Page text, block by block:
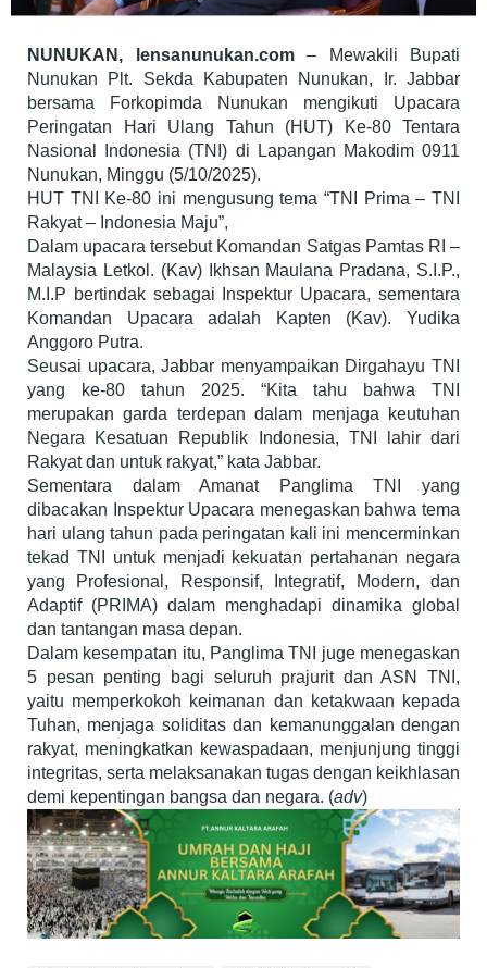
NUNUKAN, lensanunukan.com– Mewakili Bupati
Nunukan Plt. Sekda Kabupaten Nunukan, Ir. Jabbar
bersama Forkopimda Nunukan mengikuti Upacara
Peringatan Hari Ulang Tahun (HUT) Ke-80 Tentara
Nasional Indonesia (TNI) di Lapangan Makodim 0911
Nunukan, Minggu (5/10/2025).
HUT TNI Ke-80 ini mengusung tema “TNI Prima – TNI
Rakyat – Indonesia Maju”,
Dalam upacara tersebut Komandan Satgas Pamtas RI –
Malaysia Letkol. (Kav) Ikhsan Maulana Pradana, S.I.P.,
M.I.P bertindak sebagai Inspektur Upacara, sementara
Komandan Upacara adalah Kapten (Kav). Yudika
Anggoro Putra.
Seusai upacara, Jabbar menyampaikan Dirgahayu TNI
yang ke-80 tahun 2025. “Kita tahu bahwa TNI
merupakan garda terdepan dalam menjaga keutuhan
Negara Kesatuan Republik Indonesia, TNI lahir dari
Rakyat dan untuk rakyat,” kata Jabbar.
Sementara dalam Amanat Panglima TNI yang
dibacakan Inspektur Upacara menegaskan bahwa tema
hari ulang tahun pada peringatan kali ini mencerminkan
tekad TNI untuk menjadi kekuatan pertahanan negara
yang Profesional, Responsif, Integratif, Modern, dan
Adaptif (PRIMA) dalam menghadapi dinamika global
dan tantangan masa depan.
Dalam kesempatan itu, Panglima TNI juge menegaskan
5 pesan penting bagi seluruh prajurit dan ASN TNI,
yaitu memperkokoh keimanan dan ketakwaan kepada
Tuhan, menjaga soliditas dan kemanunggalan dengan
rakyat, meningkatkan kewaspadaan, menjunjung tinggi
integritas, serta melaksanakan tugas dengan keikhlasan
demi kepentingan bangsa dan negara. (adv)